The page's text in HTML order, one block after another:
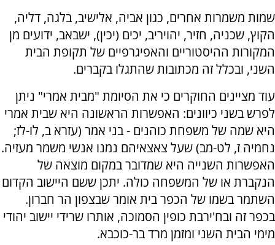
שמות משמרות אחרים, כגון אביה, אלישיב, בלגה, דליה,
הקוץ, שכניה, חזיר, יהויריב, יכים (יכין), ישבאב, ידועים מן
המקורות ההיסטוריים והאפיגרפיים של תקופת הבית
השני, ובכלל זה מכתובות שהתגלו בקברים.
עוד מציינים החוקרים כי את הסיומת "מבית אמרי" ניתן
לפרש בשני כיוונים: האפשרות הראשונה היא שבית אמרי
היא שמה של משפחת כוהנים - בני אמר (עזרא ב, לו-לז;
נחמיה ז, לט-מב) שעל צאצאיהם נמנו אנשי משמר מעזיה.
האפשרות השנייה היא שמדובר במקום מוצאה של
הנקברת או של המשפחה כולה. יתכן ששם היישוב הקדום
השתמר בשמו של הכפר בית אומר שבצפון הר חברון.
בכפר זה ובח'ירבת כופין הסמוכה, אותרו שרידי יישוב יהודי
מימי הבית השני ומזמן מרד בר-כוכבא.